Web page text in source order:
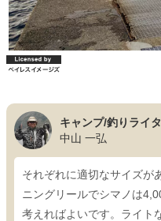
キャンプ/釣りライ
中山 一弘
それぞれに適切なサイズが
ニングリールでシマノは
考えればよいです。ライト